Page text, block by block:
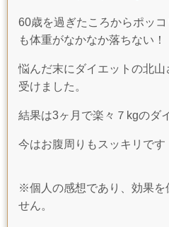
60歳を過ぎたころからポッ
も体重がなかなか落ちない！
悩んだ末にダイエットの北
受けました。
結果は3ヶ月で楽々７kgのダ
今はお腹周りもスッキリです
※個人の感想であり、効果を
せん。